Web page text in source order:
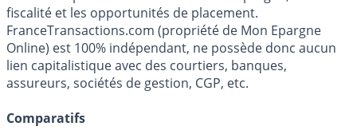
Premier guide épargne de France, en ligne depuis 2001.
Média indépendant de référence sur l'épargne, la
fiscalité et les opportunités de placement.
FranceTransactions.com (propriété de Mon Epargne
Online) est 100% indépendant, ne possède donc aucun
assureurs, sociétés de gestion, CGP, etc.